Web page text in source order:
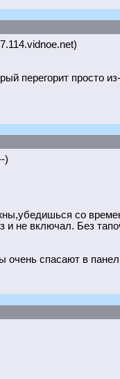
перегорит просто
)
со
и не включал. Без
очень спасают в